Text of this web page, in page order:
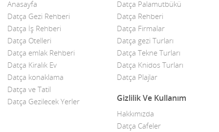
Çelik Kapı
Çiçekçiler
Datça Bademi
Datça Feribot
Datça Köy Ürünleri
Anasayfa
Datça Gezi Rehberi
Datça İş Rehberi
Datça Otelleri
Datça emlak Rehberi
Datça Kiralık Ev
Datça konaklama
Datça ve Tatil
Datça Gezilecek Yerler
Datça Palamutbükü
Datça Rehberi
Datça Firmalar
Datça gezi Turları
Datça Tekne Turları
Datça Knidos Turları
Datça Plajlar
Gizlilik Ve Kullanım
Hakkımızda
Datça Cafeler